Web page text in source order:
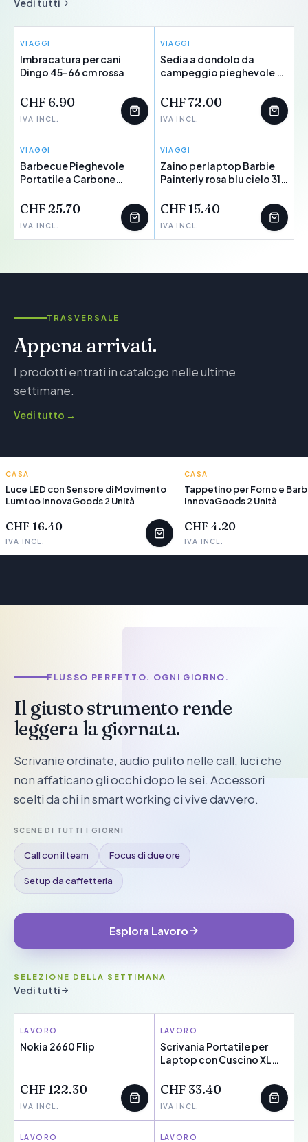
Vedi tutti
POCHI PEZZI
VIAGGI
Imbracatura per cani
Dingo 45-66 cm rossa
CHF 6.90
IVA INCL.
INNOVAGOODS
VIAGGI
Sedia a dondolo da
campeggio pieghevole 2
borsa per il trasporto
CHF 72.00
IVA INCL.
INNOVAGOODS
VIAGGI
Barbecue Pieghevole
Portatile a Carbone
CHF 25.70
IVA INCL.
BARBIE
VIAGGI
Zaino per laptop Barbie
Painterly rosa blu cielo 31 x
CHF 15.40
IVA INCL.
TRASVERSALE
Appena arrivati.
I prodotti entrati in catalogo nelle ultime
settimane.
Vedi tutto →
INNOVAGOODS
CASA
Luce LED con Sensore di Movimento
Lumtoo InnovaGoods 2 Unità
CHF 16.40
IVA INCL.
INNOVAGOODS
CASA
Tappetino per Forno e
InnovaGoods 2 Unità
CHF 4.20
IVA INCL.
LAVORO & PRODUTTIVITÀ
FLUSSO PERFETTO. OGNI GIORNO.
Il giusto strumento rende
leggera la giornata.
Scrivanie ordinate, audio pulito nelle call, luci che
non affaticano gli occhi dopo le sei. Accessori
scelti da chi in smart working ci vive davvero.
SCENE DI TUTTI I GIORNI
Call con il team Focus di due ore
Setup da caffetteria
Esplora Lavoro
SELEZIONE DELLA SETTIMANA
Vedi tutti
NOKIA
LAVORO
Nokia 2660 Flip
CHF 122.30
IVA INCL.
INNOVAGOODS
LAVORO
Scrivania Portatile per
Laptop con Cuscino XL
CHF 33.40
IVA INCL.
CHERRY
LAVORO TRUST
LAVORO